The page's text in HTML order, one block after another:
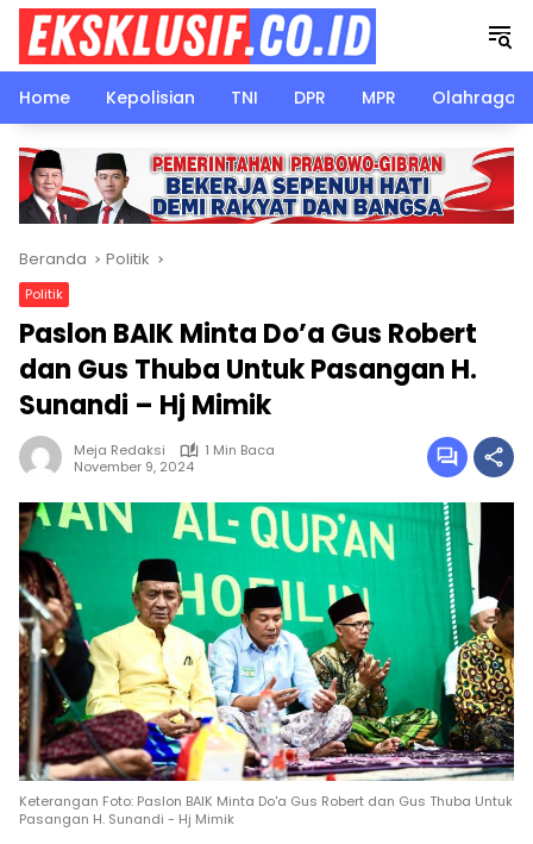
Langsung
konten
Home
Kepolisian TNI DPR MPR Olahraga
Beranda Politik
Politik
Paslon BAIK Minta Do’a Gus Robert
dan Gus Thuba Untuk Pasangan H.
Sunandi – Hj Mimik
Meja Redaksi
1 Min Baca
November 9, 2024
Keterangan Foto: Paslon BAIK Minta Do'a Gus Robert dan Gus Thuba Untuk
Pasangan H. Sunandi - Hj Mimik